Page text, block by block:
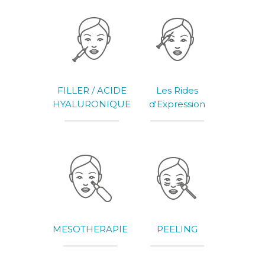
FILLER / ACIDE
HYALURONIQUE
Les Rides
d'Expression
MESOTHERAPIE PEELING